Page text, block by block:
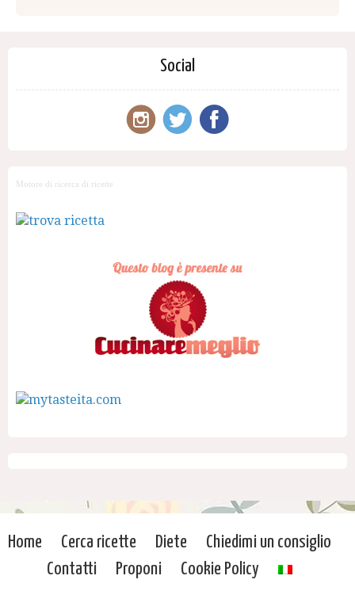
Social
Motore di ricerca di ricette
Home Cerca ricette Diete
Chiedimi un consiglio
Contatti
Proponi Cookie Policy